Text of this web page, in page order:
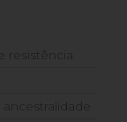
resistência